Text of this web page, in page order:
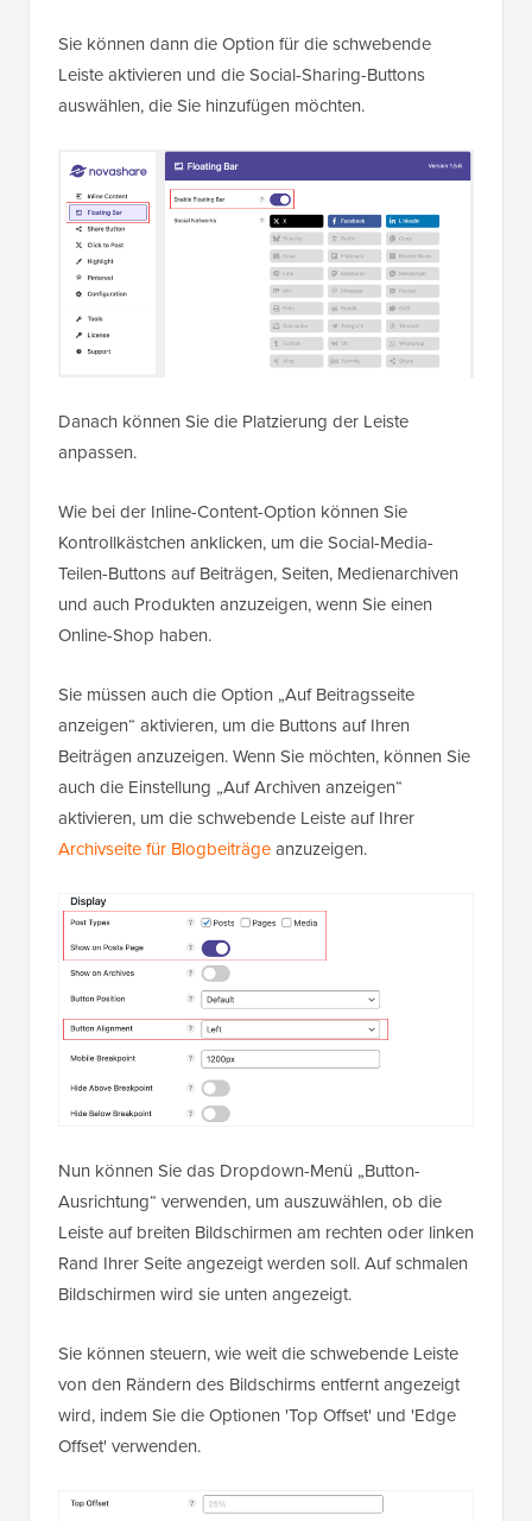
Sie können dann die Option für die schwebende
Leiste aktivieren und die Social-Sharing-Buttons
auswählen, die Sie hinzufügen möchten.
Danach können Sie die Platzierung der Leiste
anpassen.
Wie bei der Inline-Content-Option können Sie
Kontrollkästchen anklicken, um die Social-Media-
Teilen-Buttons auf Beiträgen, Seiten, Medienarchiven
und auch Produkten anzuzeigen, wenn Sie einen
Online-Shop haben.
Sie müssen auch die Option „Auf Beitragsseite
anzeigen“ aktivieren, um die Buttons auf Ihren
Beiträgen anzuzeigen. Wenn Sie möchten, können Sie
auch die Einstellung „Auf Archiven anzeigen“
aktivieren, um die schwebende Leiste auf Ihrer
Archivseite für Blogbeiträgeanzuzeigen.
Nun können Sie das Dropdown-Menü „Button-
Ausrichtung“ verwenden, um auszuwählen, ob die
Leiste auf breiten Bildschirmen am rechten oder linken
Rand Ihrer Seite angezeigt werden soll. Auf schmalen
Bildschirmen wird sie unten angezeigt.
Sie können steuern, wie weit die schwebende Leiste
von den Rändern des Bildschirms entfernt angezeigt
wird, indem Sie die Optionen 'Top Offset' und 'Edge
Offset' verwenden.